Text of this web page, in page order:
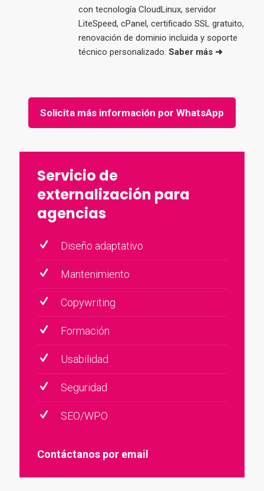
con tecnología CloudLinux, servidor
LiteSpeed, cPanel, certificado SSL gratuito,
renovación de dominio incluida y soporte
técnico personalizado. Saber más ➜
Solicita más información por WhatsApp
Servicio de
externalización para
agencias
Diseño adaptativo
Mantenimiento
Copywriting
Formación
Usabilidad
Seguridad
SEO/WPO
Contáctanos por email